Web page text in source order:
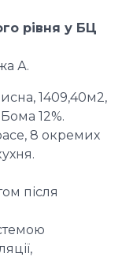
рівня у БЦ
А.
1409,40м2,
12%.
8 окремих
після